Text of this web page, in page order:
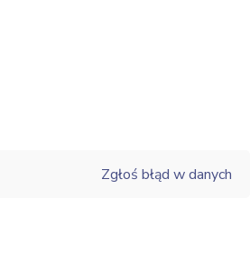
Zgłoś błąd w danych